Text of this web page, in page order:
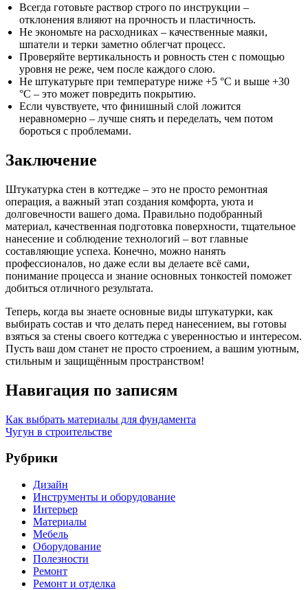
Всегда готовьте раствор строго по инструкции –
отклонения влияют на прочность и пластичность.
Не экономьте на расходниках – качественные маяки,
шпатели и терки заметно облегчат процесс.
Проверяйте вертикальность и ровность стен с помощью
уровня не реже, чем после каждого слою.
Не штукатурьте при температуре ниже +5 °C и выше +30
°C – это может повредить покрытию.
Если чувствуете, что финишный слой ложится
неравномерно – лучше снять и переделать, чем потом
бороться с проблемами.
Заключение
Штукатурка стен в коттедже – это не просто ремонтная
операция, а важный этап создания комфорта, уюта и
долговечности вашего дома. Правильно подобранный
материал, качественная подготовка поверхности, тщательное
нанесение и соблюдение технологий – вот главные
составляющие успеха. Конечно, можно нанять
профессионалов, но даже если вы делаете всё сами,
понимание процесса и знание основных тонкостей поможет
добиться отличного результата.
Теперь, когда вы знаете основные виды штукатурки, как
выбирать состав и что делать перед нанесением, вы готовы
взяться за стены своего коттеджа с уверенностью и интересом.
Пусть ваш дом станет не просто строением, а вашим уютным,
стильным и защищённым пространством!
Навигация по записям
Как выбрать материалы для фундамента
Чугун в строительстве
Рубрики
Дизайн
Инструменты и оборудование
Интерьер
Материалы
Мебель
Оборудование
Полезности
Ремонт
Ремонт и отделка